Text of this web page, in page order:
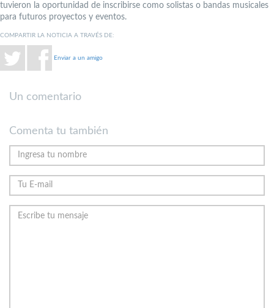
tuvieron la oportunidad de inscribirse como solistas o bandas musicales
para futuros proyectos y eventos.
COMPARTIR LA NOTICIA A TRAVÉS DE:
Enviar a un amigo
Un comentario
Comenta tu también